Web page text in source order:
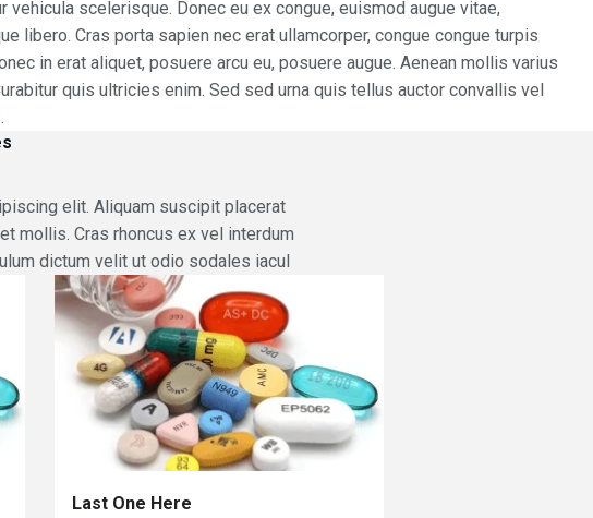
vehicula scelerisque. Donec eu ex congue, euismod augue vitae,
libero. Cras porta sapien nec erat ullamcorper, congue congue turpis
in erat aliquet, posuere arcu eu, posuere augue. Aenean mollis varius
quis ultricies enim. Sed sed urna quis tellus auctor convallis vel
elit. Aliquam suscipit placerat
mollis. Cras rhoncus ex vel interdum
dictum velit ut odio sodales iacul
Last One Here